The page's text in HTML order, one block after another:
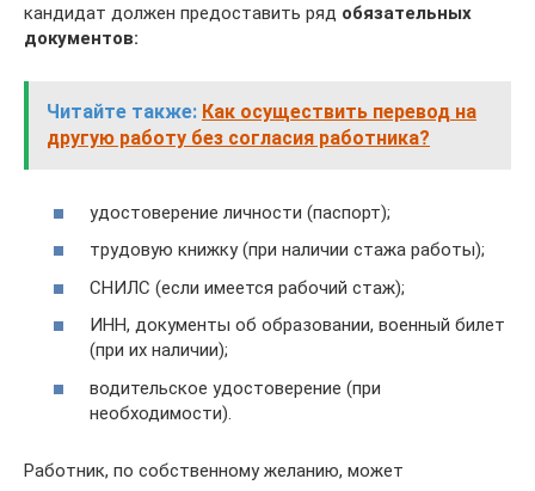
кандидат должен предоставить ряд обязательных
документов:
Читайте также: Как осуществить перевод на
другую работу без согласия работника?
удостоверение личности (паспорт);
трудовую книжку (при наличии стажа работы);
СНИЛС (если имеется рабочий стаж);
ИНН, документы об образовании, военный билет
(при их наличии);
водительское удостоверение (при
необходимости).
Работник, по собственному желанию, может